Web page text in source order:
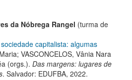
da Nóbrega Rangel (turma de
capitalista: algumas
VASCONCELOS, Vânia Nara
(orgs.). Das margens: lugares de
. Salvador: EDUFBA, 2022.